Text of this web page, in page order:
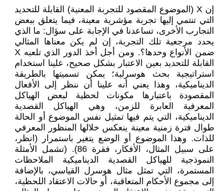
إن X (الموضوع المقصود للتجربة المعنية) القابلة للتحديد
التي تنتمي إليها تجربة مؤشرية معينة، فيما يتعلق ببعض
التجارب الأخرى، تساعدنا في الإجابة على سؤال: ما الذي
يحدد مرجعية تلك التجربة، إن لم يكن معناها المثالي
ضمن الأنواع وحدها؟. ومن أجل أخذ الدور الذي تلعبه X
القابلة للتحديد بعين الاعتبار بشكل صحيح، علينا استخدام
استراتيجية بحث هوسرلية؛ يمكن تسميتها بالطريقة
الديناميكية، وهذا يعني أنه علينا أن ننظر إلى الأفعال
المقصودة باعتبارها مكونات لحظية لبعض الهياكل
المعرفية العابرة للزمن، وهي الهياكل القصدية
الديناميكية، التي يتم فيها تمثيل نفس الموضوع أو الحالة
طوال فترة زمنية معينة ينعكس خلالها المنظور المعرفي
للذات. وهذا الموضوع أو الوضع يتغير باستمرار (انظر،
على سبيل المثال، الأفكار، فقرة 86). (تشمل الأمثلة
النموذجية للهياكل القصدية الديناميكية الملاحظات
المستمرة، التي تمثل مثال هوسرل القياسي، بالإضافة
إلى مجموع الأحكام المتعاقبة، أو حالات الاعتقاد اللحظية،